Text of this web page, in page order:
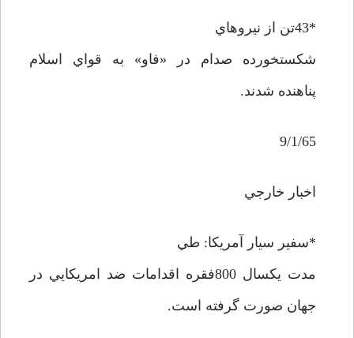
*43تن از نيروهاي
شکستخورده صدام در «فاو» به قواي اسلام
پناهنده شدند.
9/1/65
اخبار خارجي
*سفير سيار آمريکا: طي
مدت يکسال 800فقره اقدامات ضد امريکايي در
جهان صورت گرفته است.